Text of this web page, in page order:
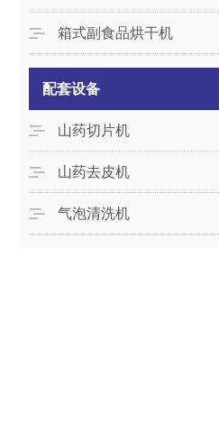
箱式副食品烘干机
配套设备
山药切片机
山药去皮机
气泡清洗机